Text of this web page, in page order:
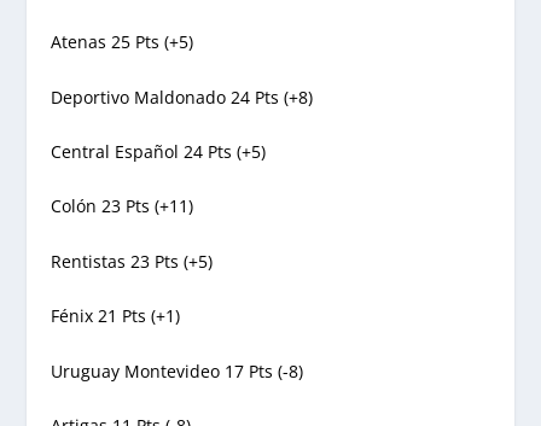
Atenas 25 Pts (+5)
Deportivo Maldonado 24 Pts (+8)
Central Español 24 Pts (+5)
Colón 23 Pts (+11)
Rentistas 23 Pts (+5)
Fénix 21 Pts (+1)
Uruguay Montevideo 17 Pts (-8)